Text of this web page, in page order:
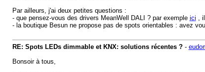
Par ailleurs, j'ai deux petites questions :
- que pensez-vous des drivers MeanWell DALI ? par exemple ici ,
- la boutique Besun ne propose pas de spots orientables : avez
RE: Spots LEDs dimmable et KNX: solutions récentes ?-
Bonsoir à tous,